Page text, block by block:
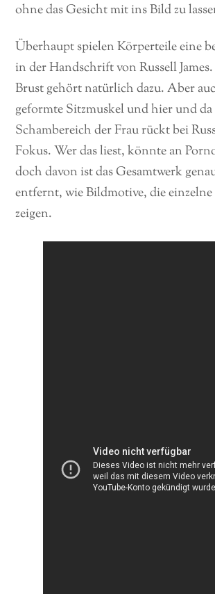
ohne das Gesicht mit ins Bild zu
Überhaupt spielen Körperteile eine
in der Handschrift von Russell
Brust gehört natürlich dazu. Aber
geformte Sitzmuskel und hier und da
Schambereich der Frau rückt bei
Fokus. Wer das liest, könnte an
doch davon ist das Gesamtwerk
entfernt, wie Bildmotive, die
zeigen.